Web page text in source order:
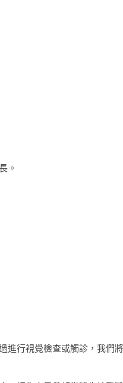
。
進行視覺檢查或觸診，我們將